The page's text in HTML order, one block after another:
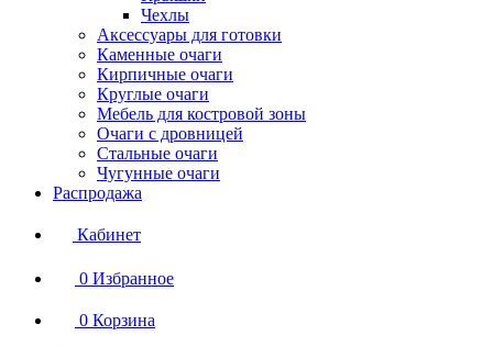
Чехлы
Аксессуары для готовки
Каменные очаги
Кирпичные очаги
Круглые очаги
Мебель для костровой зоны
Очаги с дровницей
Стальные очаги
Чугунные очаги
Распродажа
Кабинет
0 Избранное
0 Корзина